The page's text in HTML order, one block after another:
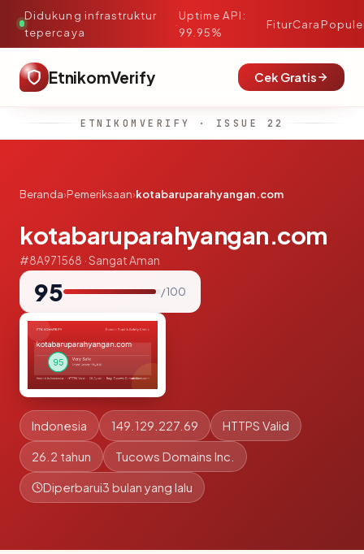
Didukung infrastruktur
tepercaya
·
Uptime API:
99.95%
FiturCara
EtnikomVerify Cek Gratis
ETNIKOMVERIFY · ISSUE 22
Beranda›Pemeriksaan›kotabaruparahyangan.com
kotabaruparahyangan.com
#8A971568 · Sangat Aman
95 / 100
Indonesia 149.129.227.69 HTTPS Valid
26.2 tahun Tucows Domains Inc.
Diperbarui3 bulan yang lalu